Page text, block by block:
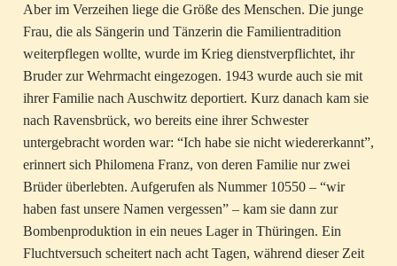
Aber im Verzeihen liege die Größe des Menschen. Die junge
Frau, die als Sängerin und Tänzerin die Familientradition
weiterpflegen wollte, wurde im Krieg dienstverpflichtet, ihr
Bruder zur Wehrmacht eingezogen. 1943 wurde auch sie mit
ihrer Familie nach Auschwitz deportiert. Kurz danach kam sie
nach Ravensbrück, wo bereits eine ihrer Schwester
untergebracht worden war: “Ich habe sie nicht wiedererkannt”,
erinnert sich Philomena Franz, von deren Familie nur zwei
Brüder überlebten. Aufgerufen als Nummer 10550 – “wir
haben fast unsere Namen vergessen” – kam sie dann zur
Bombenproduktion in ein neues Lager in Thüringen. Ein
Fluchtversuch scheitert nach acht Tagen, während dieser Zeit